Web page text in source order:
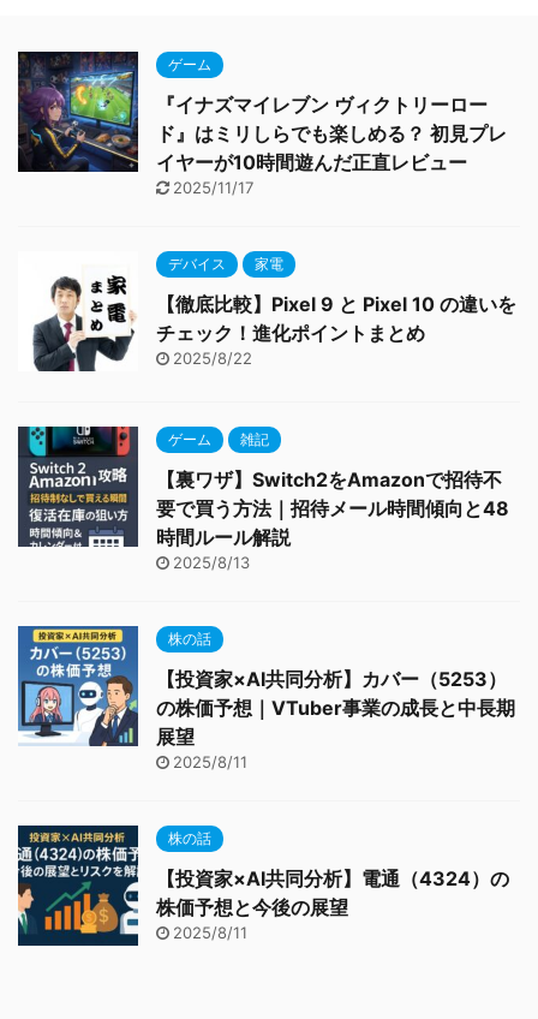
ゲーム
『イナズマイレブン ヴィクトリーロー
ド』はミリしらでも楽しめる？ 初見プレ
イヤーが10時間遊んだ正直レビュー
2025/11/17
デバイス 家電
【徹底比較】Pixel 9 と Pixel 10 の違いを
チェック！進化ポイントまとめ
2025/8/22
ゲーム 雑記
【裏ワザ】Switch2をAmazonで招待不
要で買う方法｜招待メール時間傾向と48
時間ルール解説
2025/8/13
株の話
【投資家×AI共同分析】カバー（5253）
の株価予想｜VTuber事業の成長と中長期
展望
2025/8/11
株の話
【投資家×AI共同分析】電通（4324）の
株価予想と今後の展望
2025/8/11